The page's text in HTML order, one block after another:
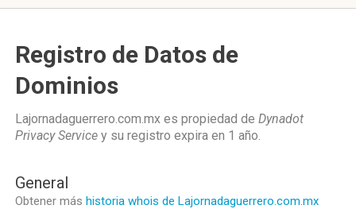
Registro de Datos de
Dominios
Lajornadaguerrero.com.mx es propiedad de Dynadot
Privacy Service y su registro expira en 1 año.
General
Obtener más historia whois de Lajornadaguerrero.com.mx